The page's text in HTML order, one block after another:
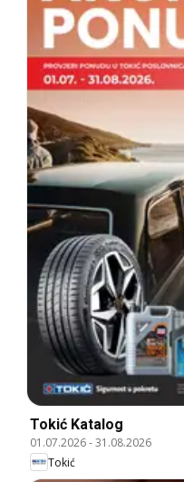
Tokić Katalog
01.07.2026-31.08.2026
Tokić